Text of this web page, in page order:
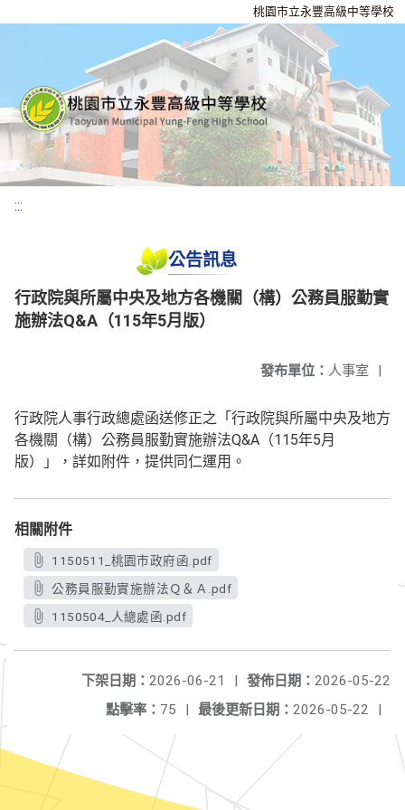
桃園市立永豐高級中等學校
:::
公告訊息
行政院與所屬中央及地方各機關（構）公務員服勤實
施辦法Q&A（115年5月版）
發布單位： 人事室 |
行政院人事行政總處函送修正之「行政院與所屬中央及地方
各機關（構）公務員服勤實施辦法Q&A（115年5月
版）」，詳如附件，提供同仁運用。
相關附件
1150511_桃園市政府函.pdf
公務員服勤實施辦法Ｑ＆Ａ.pdf
1150504_人總處函.pdf
發佈日期： 2026-05-22
下架日期： 2026-06-21
|
最後更新日期： 2026-05-22 |
點擊率： 75 |